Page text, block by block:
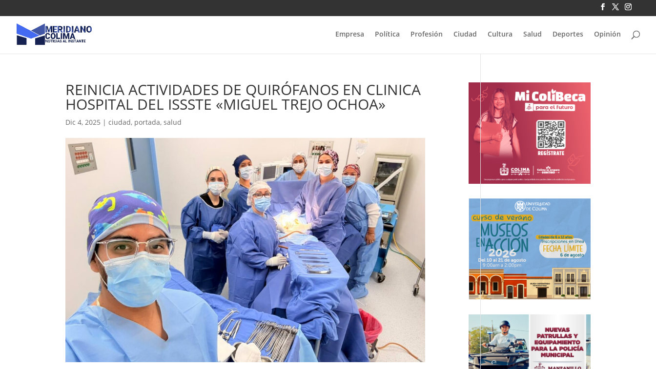
Empresa Política Profesión Ciudad Cultura Salud Deportes Opinión
REINICIA ACTIVIDADES DE QUIRÓFANOS EN CLINICA
HOSPITAL DEL ISSSTE «MIGUEL TREJO OCHOA»
Dic 4, 2025 |ciudad, portada,salud